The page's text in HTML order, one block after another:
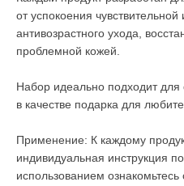
от успокоения
антивозрастного ухода,
проблемной кожей.
Набор идеально подходит для
в качестве подарка для
Применение: К каждому
индивидуальная инструкция
использованием